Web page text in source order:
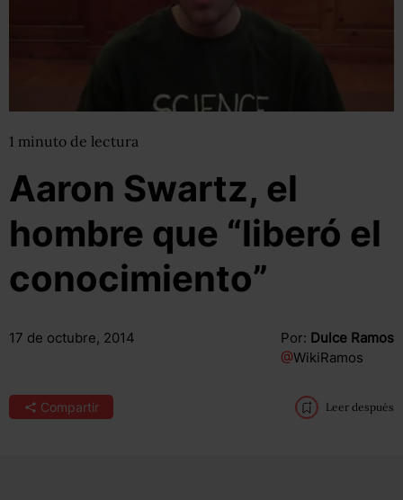
1 minuto de lectura
Aaron Swartz, el
hombre que “liberó el
conocimiento”
17 de octubre, 2014 Por: Dulce Ramos
@WikiRamos
Compartir Leer después